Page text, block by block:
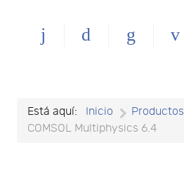
Está aquí: Inicio
Productos
COMSOL Multiphysics 6.4